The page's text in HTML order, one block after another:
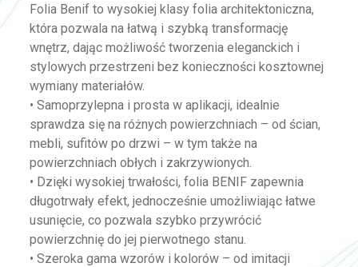
Folia Benif to wysokiej klasy folia architektoniczna,
która pozwala na łatwą i szybką transformację
wnętrz, dając możliwość tworzenia eleganckich i
stylowych przestrzeni bez konieczności kosztownej
wymiany materiałów.
• Samoprzylepna i prosta w aplikacji, idealnie
sprawdza się na różnych powierzchniach – od ścian,
mebli, sufitów po drzwi – w tym także na
powierzchniach obłych i zakrzywionych.
• Dzięki wysokiej trwałości, folia BENIF zapewnia
długotrwały efekt, jednocześnie umożliwiając łatwe
usunięcie, co pozwala szybko przywrócić
powierzchnię do jej pierwotnego stanu.
• Szeroka gama wzorów i kolorów – od imitacji